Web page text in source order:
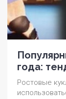
года:
Ростовые